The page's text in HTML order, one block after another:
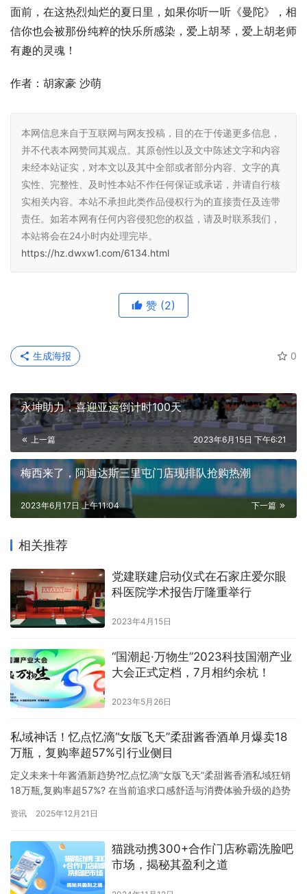
面前，在这热烈灿烂的夏日里，如果你听一听《曼陀》，相
信你也会被那份纯粹的快乐所感染，爱上胡琴，爱上胡老师
有趣的灵魂！
作者：胡家豪 沙萌
本网信息来自于互联网与网友投稿，目的在于传递更多信息，
并不代表本网赞同其观点。其原创性以及文中陈述文字和内容
未经本站证实，对本文以及其中全部或者部分内容、文字的真
实性、完整性、及时性本站不作任何保证或承诺，并请自行核
实相关内容。本站不承担此类作品侵权行为的直接责任及连带
责任。如若本网有任何内容侵犯您的权益，请及时联系我们，
本站将会在24小时内处理完毕。
https://hz.dwxw1.com/6134.html
赞 (2)
0
生成海报
永坤助力，喜迎亚运倒计时100天
上一篇 2023年6月15日 下午6:21
梅西来了，阿迪达斯三里屯门店现排队抢购热潮
下一篇
2023年6月17日 上午11:04
相关推荐
党建联建启动仪式在石家庄爱尔眼
科医院学术报告厅隆重举行
2023年4月15日
“国潮起·万物生”2023科技国潮产业
大会正式定档，7月相约余杭！
2023年5月26日
私域神话！忆点忆滴“女版飞天”柔甜酱香酒单月爆卖18
万瓶，复购率超57%引行业侧目
定义未来十年酱酒新趋势?忆点忆滴“女版飞天”柔甜酱香酒私域狂销
18万瓶,复购率超57%? 在当前追求口感舒适与消费体验升级的趋势
酱酒新趋势”探索者的产品——忆点忆滴“女版飞天”柔甜酱香酒,近期
层创下了单月销量突破18万瓶的纪录,且用户复购…
资讯 2025年12月21日
猫跳动携300+合作门店称霸洗脸吧
市场，揭秘其盈利之道